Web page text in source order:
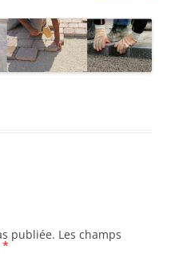
publiée. Les champs
*